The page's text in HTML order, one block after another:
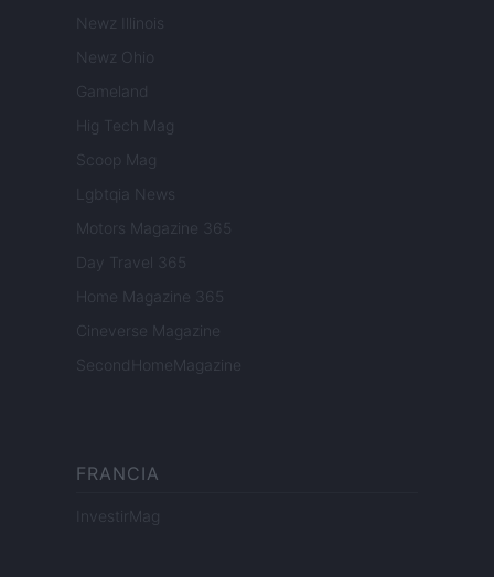
Newz Illinois
Newz Ohio
Gameland
Hig Tech Mag
Scoop Mag
Lgbtqia News
Motors Magazine 365
Day Travel 365
Home Magazine 365
Cineverse Magazine
SecondHomeMagazine
FRANCIA
InvestirMag